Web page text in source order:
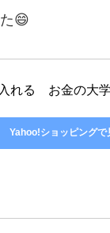
😄
れる　お金の大
Yahoo!ショッピングで